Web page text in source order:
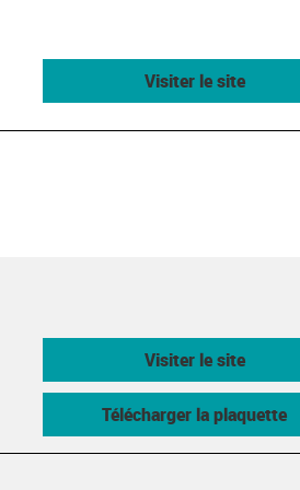
Visiter le site
Visiter le site
Télécharger la plaquette